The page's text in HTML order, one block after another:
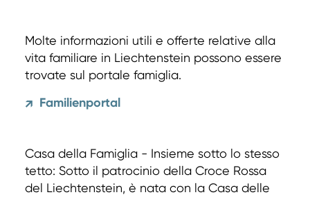
Molte informazioni utili e offerte relative alla
vita familiare in Liechtenstein possono essere
trovate sul portale famiglia.
↗ Familienportal
Casa della Famiglia - Insieme sotto lo stesso
tetto: Sotto il patrocinio della Croce Rossa
del Liechtenstein, è nata con la Casa delle